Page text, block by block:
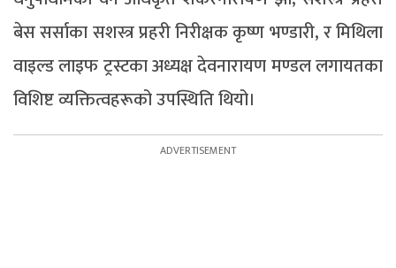
बेस सर्साका सशस्त्र प्रहरी निरीक्षक कृष्ण भण्डारी, र मिथिला
वाइल्ड लाइफ ट्रस्टका अध्यक्ष देवनारायण मण्डल लगायतका
विशिष्ट व्यक्तित्वहरूको उपस्थिति थियो।